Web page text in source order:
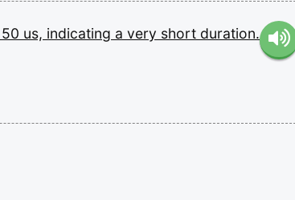
50 us, indicating a very short duration.